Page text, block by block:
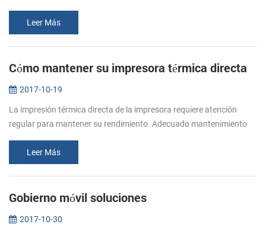
Leer Más
Cómo mantener su impresora térmica directa
2017-10-19
La impresión térmica directa de la impresora requiere atención
regular para mantener su rendimiento. Adecuado mantenimiento
imprimir si...
Leer Más
Gobierno móvil soluciones
2017-10-30